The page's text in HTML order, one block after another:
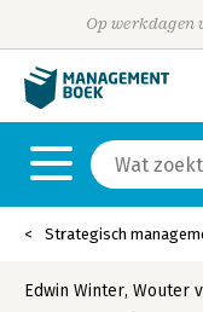
Op werkdagen
Strategisch
Edwin Winter, Wouter